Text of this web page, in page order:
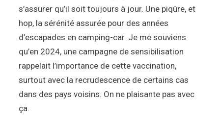
s’assurer qu’il soit toujours à jour. Une piqûre, et
hop, la sérénité assurée pour des années
d’escapades en camping-car. Je me souviens
qu’en 2024, une campagne de sensibilisation
rappelait l’importance de cette vaccination,
surtout avec la recrudescence de certains cas
dans des pays voisins. On ne plaisante pas avec
ça.